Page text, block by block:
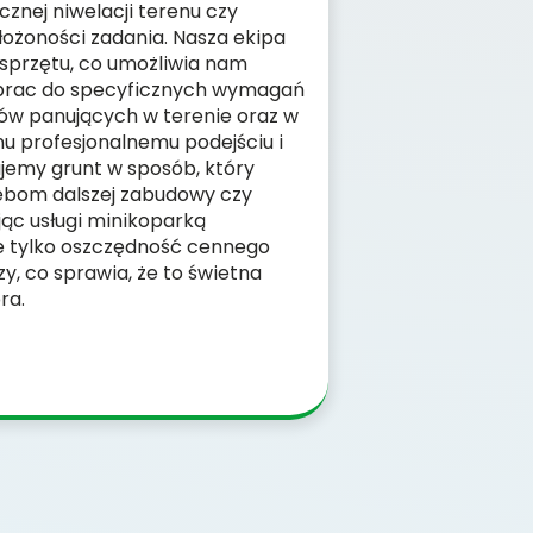
niwelacji terenu czy
zadania. Nasza ekipa
co umożliwia nam
do specyficznych wymagań
panujących w terenie oraz w
profesjonalnemu podejściu i
grunt w sposób, który
dalszej zabudowy czy
usługi minikoparką
tylko oszczędność cennego
co sprawia, że to świetna